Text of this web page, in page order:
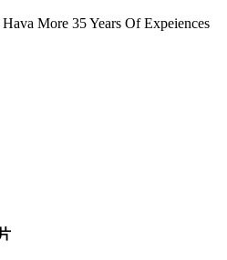
Hava More 35 Years Of Expeiences